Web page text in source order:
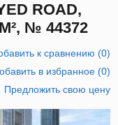
ROAD,
№ 44372
к сравнению (0)
в избранное(0)
Предложить свою цену